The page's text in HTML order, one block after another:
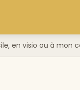
en visio ou à mon